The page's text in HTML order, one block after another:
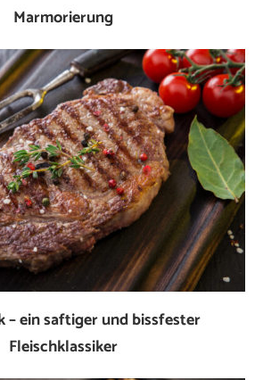
Marmorierung
– ein saftiger und bissfester
Fleischklassiker